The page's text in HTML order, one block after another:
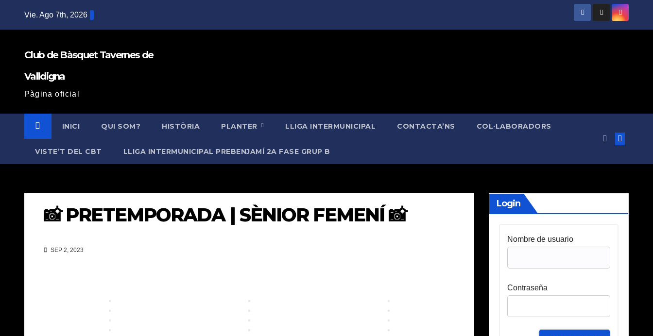
Vie. Ago 7th, 2026
Club de Bàsquet Tavernes de
Valldigna
Pàgina oficial
INICI QUI SOM? HISTÒRIA PLANTER LLIGA INTERMUNICIPAL CONTACTA’NS COL·LABORADORS
VISTE’T DEL CBT LLIGA INTERMUNICIPAL PREBENJAMÍ 2A FASE GRUP B
📸 PRETEMPORADA | SÈNIOR FEMENÍ 📸
SEP 2, 2023
Login
Nombre de usuario
Contraseña